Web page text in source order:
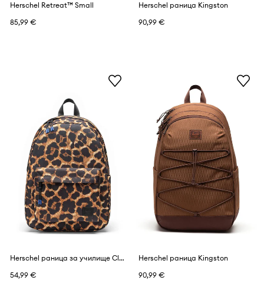
Herschel Retreat™ Small
85,99 €
Herschel раница Kingston
90,99 €
Herschel раница за училище Classic™
54,99 €
Herschel раница Kingston
90,99 €